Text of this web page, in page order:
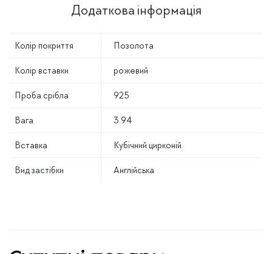
Додаткова інформація
Колір покриття Позолота
Колір вставки рожевий
Проба срібла 925
Вага 3.94
Вставка Кубічний цирконій
Вид застібки Англійська